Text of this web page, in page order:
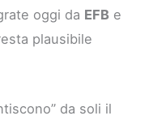
oggi da EFB e
plausibile
da soli il